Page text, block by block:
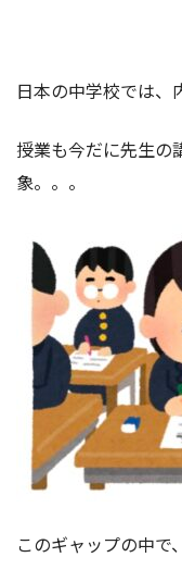
日本の中学校では、
授業も今だに先生の
象。。。
このギャップの中で、